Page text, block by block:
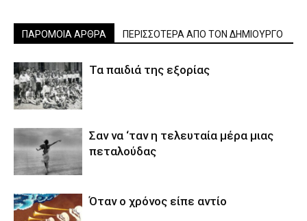
ΠΑΡΟΜΟΙΑ ΑΡΘΡΑ ΠΕΡΙΣΣΟΤΕΡΑ ΑΠΟ ΤΟΝ ΔΗΜΙΟΥΡΓΟ
Τα παιδιά της εξορίας
Σαν να ‘ταν η τελευταία μέρα μιας
πεταλούδας
Όταν ο χρόνος είπε αντίο